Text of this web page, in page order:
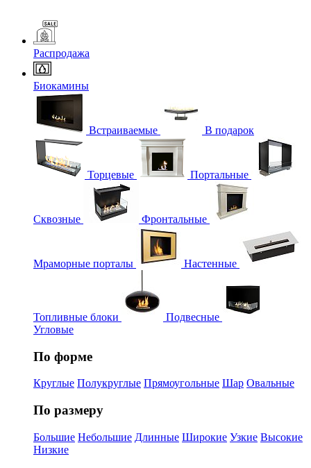
Распродажа
Биокамины
Встраиваемые В подарок
Торцевые Портальные
Сквозные Фронтальные
Мраморные порталы Настенные
Топливные блоки
Подвесные
Угловые
По форме
Круглые Полукруглые Прямоугольные Шар Овальные
По размеру
Большие Небольшие Длинные Широкие Узкие Высокие
Низкие